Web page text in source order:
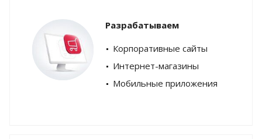
Разрабатываем
Корпоративные сайты
Интернет-магазины
Мобильные приложения